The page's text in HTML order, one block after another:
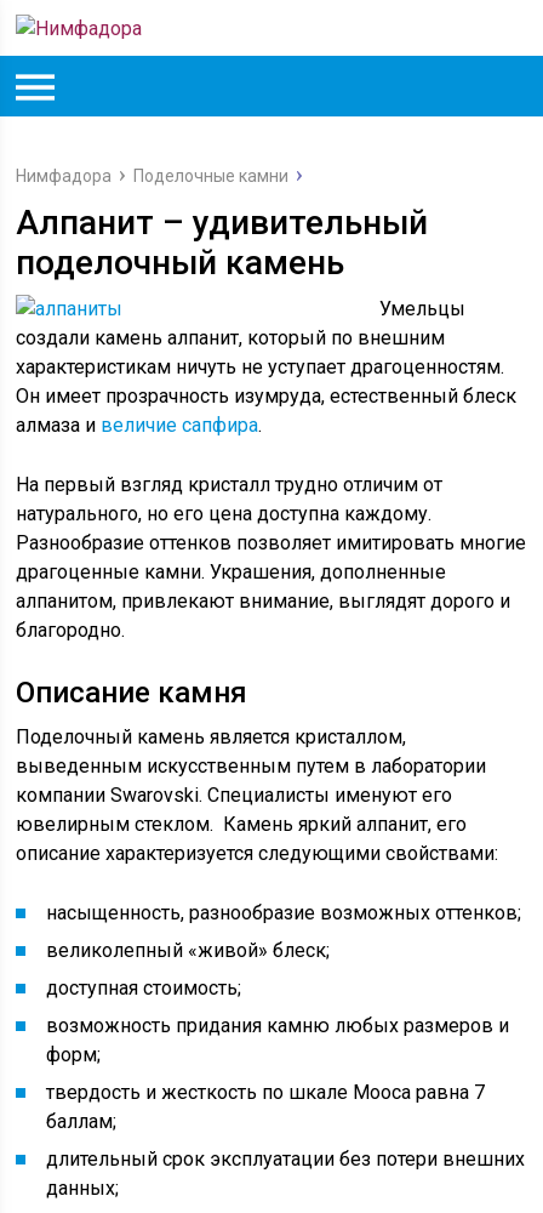
Нимфадора Поделочные камни
Алпанит – удивительный
поделочный камень
Умельцы
создали камень алпанит, который по внешним
характеристикам ничуть не уступает драгоценностям.
Он имеет прозрачность изумруда, естественный блеск
алмаза и величие сапфира.
На первый взгляд кристалл трудно отличим от
натурального, но его цена доступна каждому.
Разнообразие оттенков позволяет имитировать многие
драгоценные камни. Украшения, дополненные
алпанитом, привлекают внимание, выглядят дорого и
благородно.
Описание камня
Поделочный камень является кристаллом,
выведенным искусственным путем в лаборатории
компании Swarovski. Специалисты именуют его
ювелирным стеклом. Камень яркий алпанит, его
описание характеризуется следующими свойствами:
насыщенность, разнообразие возможных оттенков;
великолепный «живой» блеск;
доступная стоимость;
возможность придания камню любых размеров и
форм;
твердость и жесткость по шкале Мооса равна 7
баллам;
длительный срок эксплуатации без потери внешних
данных;